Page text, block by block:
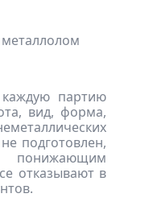
партию
вид, форма,
подготовлен,
отказывают в